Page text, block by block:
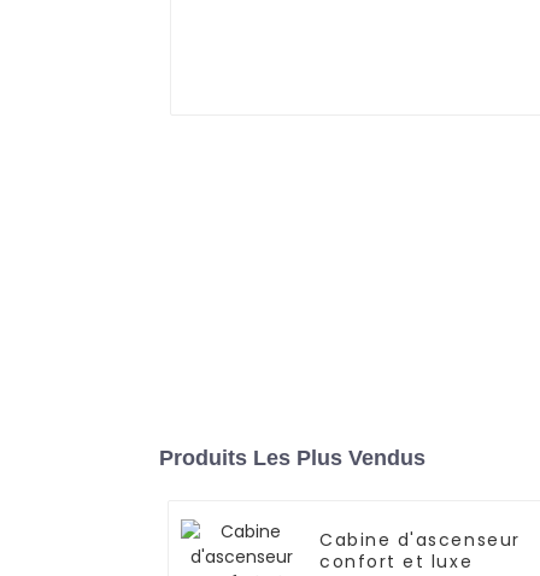
Produits Les Plus Vendus
Cabine d'ascenseur
confort et luxe